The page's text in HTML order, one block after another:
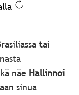
tai
näe Hallinnoi
sinua